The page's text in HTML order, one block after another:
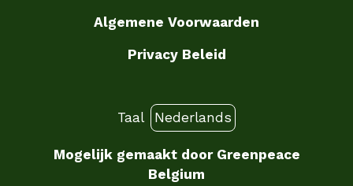
Algemene Voorwaarden
Privacy Beleid
Taal
Mogelijk gemaakt door Greenpeace
Belgium